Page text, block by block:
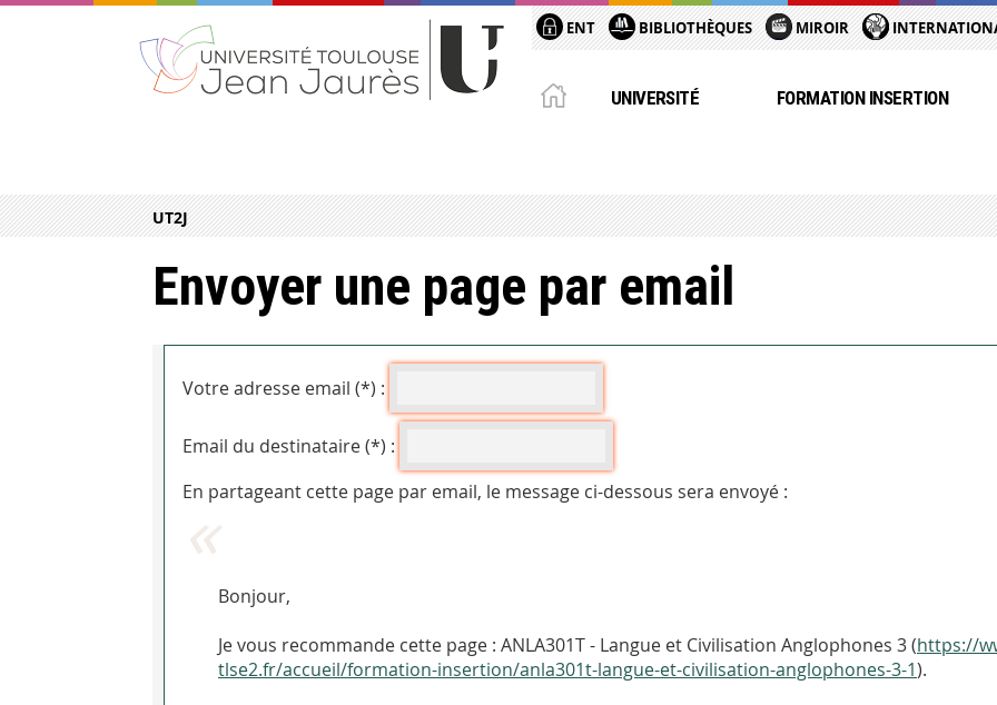
ENT BIBLIOTHÈQUES MIROIR
UNIVERSITÉ FORMATION INSERTION
UT2J
Envoyer une page par email
Votre adresse email (*) :
Email du destinataire (*) :
En partageant cette page par email, le message ci-dessous sera envoyé :
Bonjour,
Je vous recommande cette page : ANLA301T - Langue et Civilisation Anglophones 3 (https://
tlse2.fr/accueil/formation-insertion/anla301t-langue-et-civilisation-anglophones-3-1).